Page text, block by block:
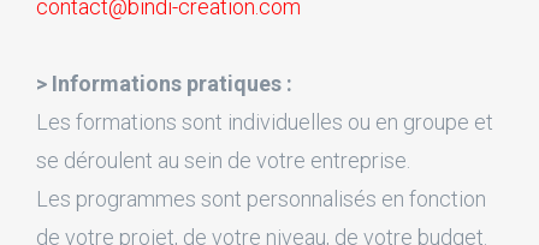
contact@bindi-creation.com
> Informations pratiques :
Les formations sont individuelles ou en groupe et
se déroulent au sein de votre entreprise.
Les programmes sont personnalisés en fonction
de votre projet, de votre niveau, de votre budget.